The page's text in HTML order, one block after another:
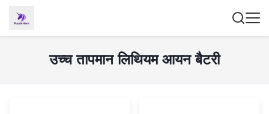
उच्च तापमान लिथियम आयन बैटरी